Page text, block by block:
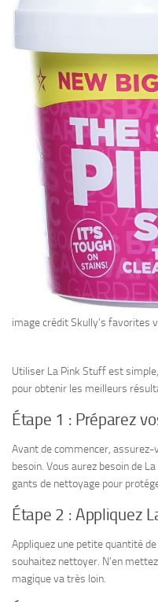
image crédit Skully’s favorites
Utiliser La Pink Stuff est
pour obtenir les meilleurs
Étape 1 : Préparez
Avant de commencer, assurez-
besoin. Vous aurez besoin de
gants de nettoyage pour
Étape 2 : Appliquez
Appliquez une petite quantité
souhaitez nettoyer. N’en
magique va très loin.